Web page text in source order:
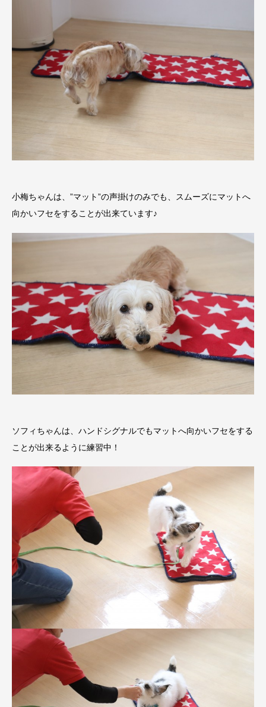
小梅ちゃんは、”マット”の声掛けのみでも、スムーズにマットへ
向かいフセをすることが出来ています♪
ソフィちゃんは、ハンドシグナルでもマットへ向かいフセをする
ことが出来るように練習中！